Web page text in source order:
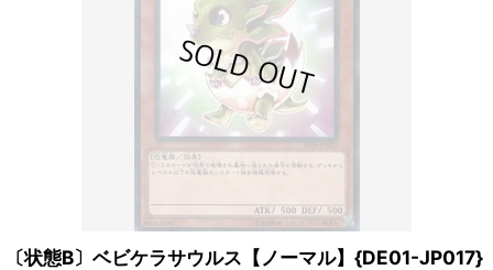
〔状態B〕ベビケラサウルス【ノーマル】{DE01-JP017}